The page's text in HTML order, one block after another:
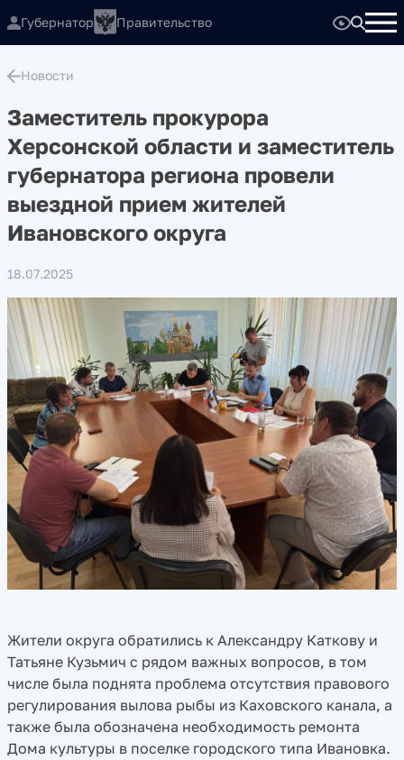
Губернатор Правительство
Новости
Заместитель прокурора
Херсонской области и заместитель
губернатора региона провели
выездной прием жителей
Ивановского округа
18.07.2025
Жители округа обратились к Александру Каткову и
Татьяне Кузьмич с рядом важных вопросов, в том
числе была поднята проблема отсутствия правового
регулирования вылова рыбы из Каховского канала, а
также была обозначена необходимость ремонта
Дома культуры в поселке городского типа Ивановка.